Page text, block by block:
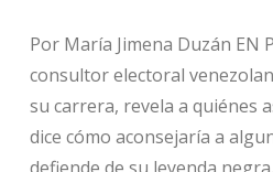
Por María Jimena Duzán EN
consultor electoral
su carrera, revela a quiénes
dice cómo aconsejaría a